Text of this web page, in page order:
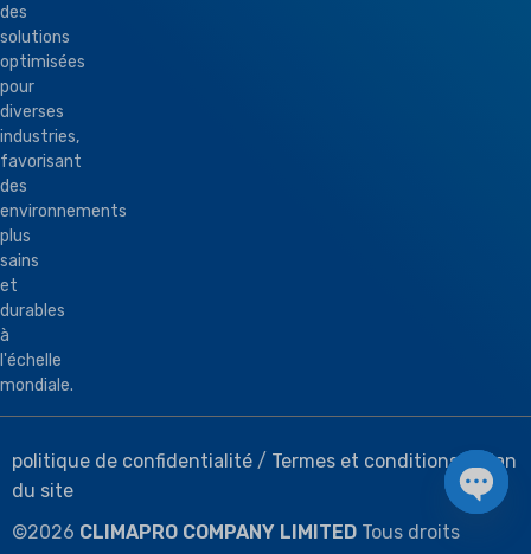
des
solutions
optimisées
pour
diverses
industries,
favorisant
des
environnements
plus
sains
et
durables
à
l'échelle
mondiale.
politique de confidentialité / Termes et conditions
Plan
du site
©2026 CLIMAPRO COMPANY LIMITED Tous droits